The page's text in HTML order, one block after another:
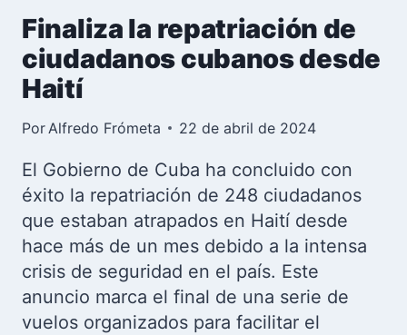
Finaliza la repatriación de
ciudadanos cubanos desde
Haití
Por Alfredo Frómeta 22 de abril de 2024
El Gobierno de Cuba ha concluido con
éxito la repatriación de 248 ciudadanos
que estaban atrapados en Haití desde
hace más de un mes debido a la intensa
crisis de seguridad en el país. Este
anuncio marca el final de una serie de
vuelos organizados para facilitar el